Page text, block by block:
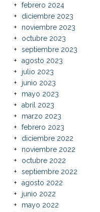
febrero 2024
diciembre 2023
noviembre 2023
octubre 2023
septiembre 2023
agosto 2023
julio 2023
junio 2023
mayo 2023
abril 2023
marzo 2023
febrero 2023
diciembre 2022
noviembre 2022
octubre 2022
septiembre 2022
agosto 2022
junio 2022
mayo 2022